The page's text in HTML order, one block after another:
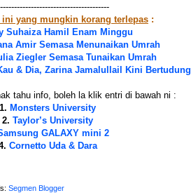
yang mungkin korang terlepas :
Suhaiza Hamil Enam Minggu
Amir Semasa Menunaikan Umrah
Ziegler Semasa Tunaikan Umrah
& Dia, Zarina Jamalullail Kini Bertudung
tahu info, boleh la klik entri di bawah ni :
1. Monsters University
2. Taylor’s University
GALAXY mini 2
Cornetto Uda & Dara
Segmen Blogger